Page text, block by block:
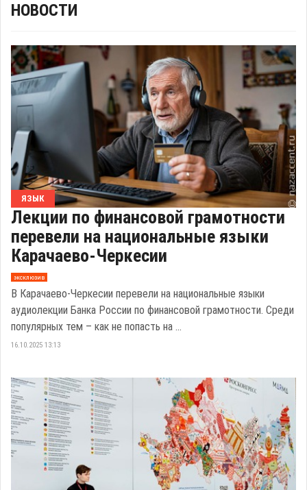
НОВОСТИ
ЯЗЫК
Лекции по финансовой грамотности
перевели на национальные языки
Карачаево‑Черкесии
эксклюзив
В Карачаево‑Черкесии перевели на национальные языки
аудиолекции Банка России по финансовой грамотности. Среди
популярных тем – как не попасть на ...
16.10.2025 13:13